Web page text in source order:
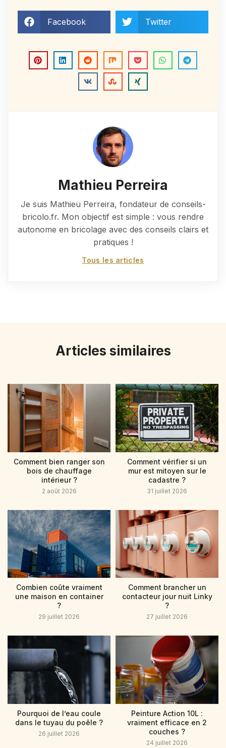
Facebook Twitter
Mathieu Perreira
Je suis Mathieu Perreira, fondateur de conseils-
bricolo.fr. Mon objectif est simple : vous rendre
autonome en bricolage avec des conseils clairs et
pratiques !
Tous les articles
Articles similaires
Comment bien ranger son
bois de chauffage
intérieur ?
2 août 2026
Comment vérifier si un
mur est mitoyen sur le
cadastre ?
31 juillet 2026
Combien coûte vraiment
une maison en container
?
29 juillet 2026
Comment brancher un
contacteur jour nuit Linky
?
27 juillet 2026
Pourquoi de l’eau coule
dans le tuyau du poêle ?
26 juillet 2026
Peinture Action 10L :
vraiment efficace en 2
couches ?
24 juillet 2026